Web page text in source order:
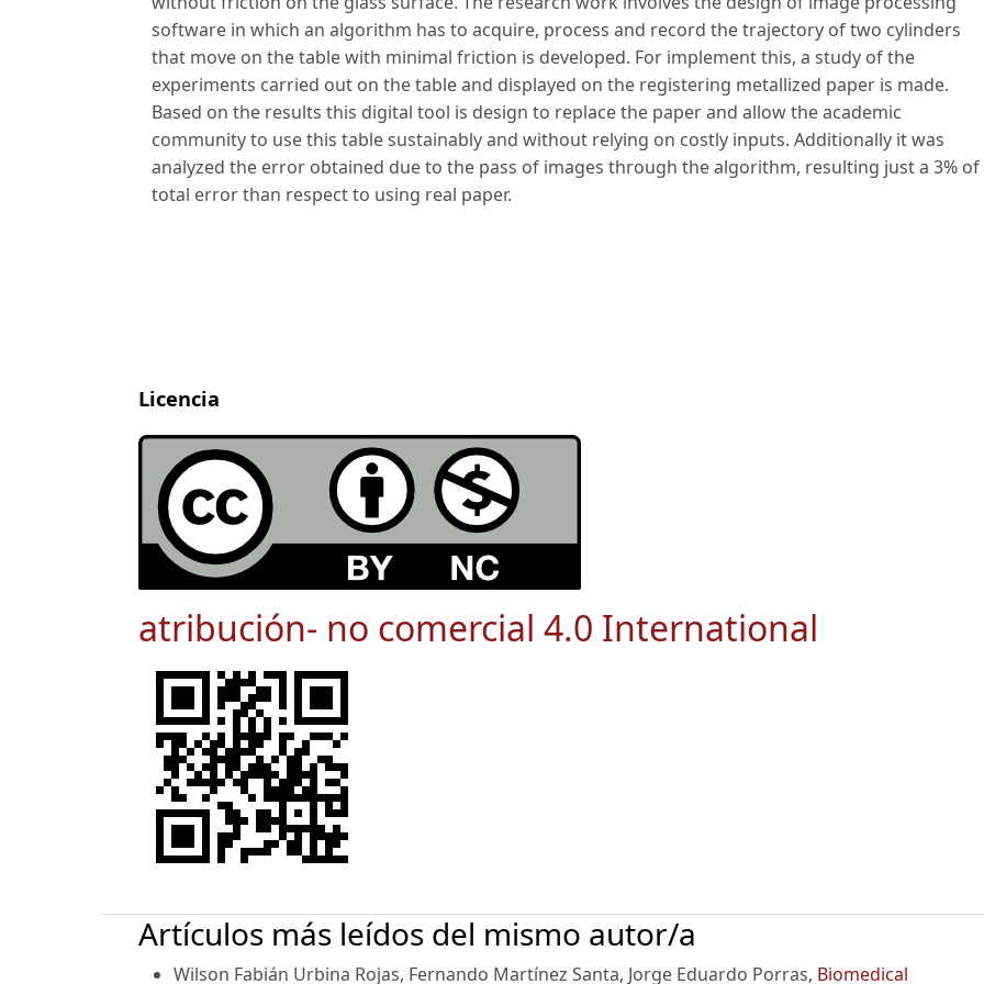
software in which an algorithm has to acquire, process and record the trajectory of two cylinders
that move on the table with minimal friction is developed. For implement this, a study of the
experiments carried out on the table and displayed on the registering metallized paper is made.
Based on the results this digital tool is design to replace the paper and allow the academic
community to use this table sustainably and without relying on costly inputs. Additionally it was
analyzed the error obtained due to the pass of images through the algorithm, resulting just a 3% of
total error than respect to using real paper.
Licencia
atribución- no comercial 4.0 International
Artículos más leídos del mismo autor/a
Wilson Fabián Urbina Rojas, Fernando Martínez Santa, Jorge Eduardo Porras, Biomedical